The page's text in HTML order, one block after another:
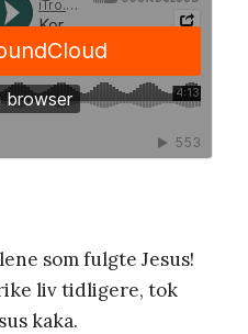
som fulgte Jesus!
liv tidligere, tok
kaka.